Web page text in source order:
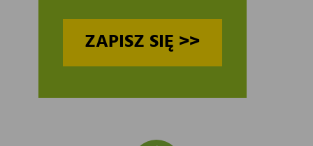
ZAPISZ SIĘ >>